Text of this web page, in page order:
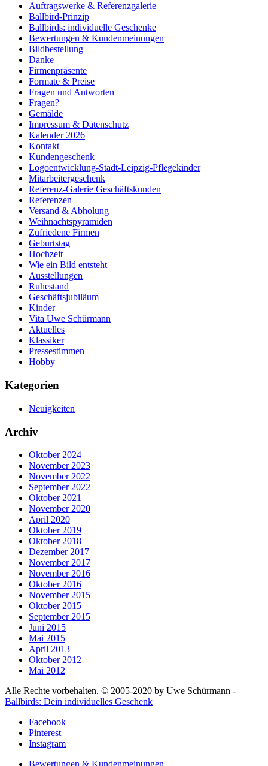
Auftragswerke & Referenzgalerie
Ballbird-Prinzip
Ballbirds: individuelle Geschenke
Bewertungen & Kundenmeinungen
Bildbestellung
Danke
Firmenpräsente
Formate & Preise
Fragen und Antworten
Fragen?
Gemälde
Impressum & Datenschutz
Kalender 2026
Kontakt
Kundengeschenk
Logoentwicklung-Stadt-Leipzig-Pflegekinder
Mitarbeitergeschenk
Referenz-Galerie Geschäftskunden
Referenzen
Versand & Abholung
Weihnachtspyramiden
Zufriedene Firmen
Geburtstag
Hochzeit
Wie ein Bild entsteht
Ausstellungen
Ruhestand
Geschäftsjubiläum
Kinder
Vita Uwe Schürmann
Aktuelles
Klassiker
Pressestimmen
Hobby
Kategorien
Neuigkeiten
Archiv
Oktober 2024
November 2023
November 2022
September 2022
Oktober 2021
November 2020
April 2020
Oktober 2019
Oktober 2018
Dezember 2017
November 2017
November 2016
Oktober 2016
November 2015
Oktober 2015
September 2015
Juni 2015
Mai 2015
April 2013
Oktober 2012
Mai 2012
Alle Rechte vorbehalten. © 2005-2020 by Uwe Schürmann -
Ballbirds: Dein individuelles Geschenk
Facebook
Pinterest
Instagram